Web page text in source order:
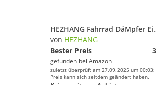
HEZHANG Fahrrad DäMpfer
von HEZHANG
Bester Preis
gefunden bei Amazon
zuletzt überprüft am 27.09.2025 um
Preis kann sich seitdem geändert haben.